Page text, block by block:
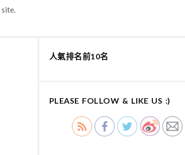
site.
人氣排名前10名
PLEASE FOLLOW & LIKE US :)